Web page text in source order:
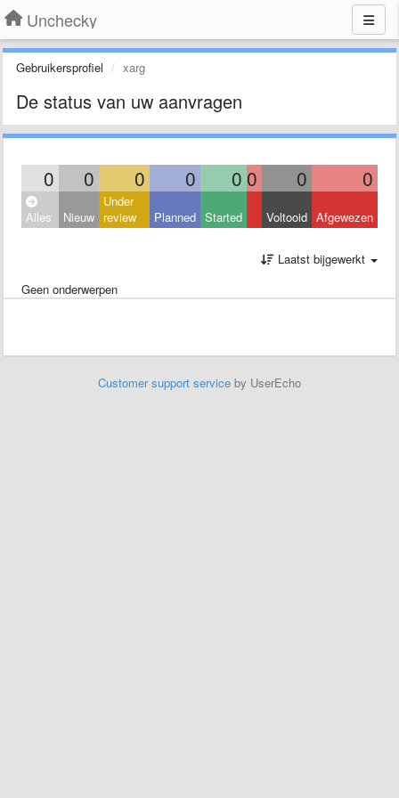
Unchecky
Gebruikersprofiel xarg
De status van uw aanvragen
0 0 0 0 0 0 0 0
Alles Nieuw
Under
review
Planned Started Voltooid Afgewezen
Laatst bijgewerkt
Geen onderwerpen
Customer support service by UserEcho